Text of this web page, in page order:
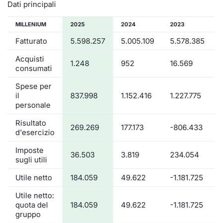
Dati principali
MILLENIUM 2025 2024 2023
Fatturato 5.598.257 5.005.109 5.578.385
Acquisti
consumati
1.248 952 16.569
Spese per
il
personale
837.998 1.152.416 1.227.775
Risultato
d'esercizio
269.269 177.173 -806.433
Imposte
sugli utili
36.503 3.819 234.054
Utile netto 184.059 49.622 -1.181.725
Utile netto:
quota del
gruppo
184.059 49.622 -1.181.725